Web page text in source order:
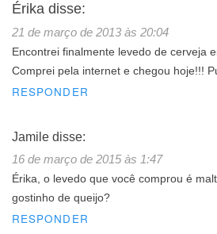
Érika disse:
21 de março de 2013 às 20:04
Encontrei finalmente levedo de cerveja
Comprei pela internet e chegou hoje!!!
RESPONDER
Jamile disse:
16 de março de 2015 às 1:47
Érika, o levedo que você comprou é
gostinho de queijo?
RESPONDER